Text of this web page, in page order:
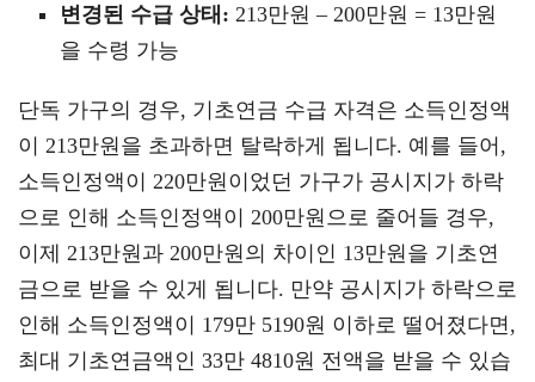
변경된 수급 상태: 213만원 – 200만원 = 13만원
을 수령 가능
단독 가구의 경우, 기초연금 수급 자격은 소득인정액
이 213만원을 초과하면 탈락하게 됩니다. 예를 들어,
소득인정액이 220만원이었던 가구가 공시지가 하락
으로 인해 소득인정액이 200만원으로 줄어들 경우,
이제 213만원과 200만원의 차이인 13만원을 기초연
금으로 받을 수 있게 됩니다. 만약 공시지가 하락으로
인해 소득인정액이 179만 5190원 이하로 떨어졌다면,
최대 기초연금액인 33만 4810원 전액을 받을 수 있습